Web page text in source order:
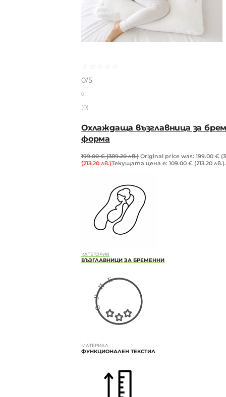
☆ ☆ ☆ ☆
☆
0/5
0
(0)
Охлаждаща възглавница за
форма
199.00€ (389.20 лв.) Original price was: 199.00 €
(213.20 лв.)Текущата цена е: 109.00 € (213.20 лв.).
КАТЕГОРИЯ
ВЪЗГЛАВНИЦИ ЗА БРЕМЕННИ
МАТЕРИАЛ
ФУНКЦИОНАЛЕН ТЕКСТИЛ